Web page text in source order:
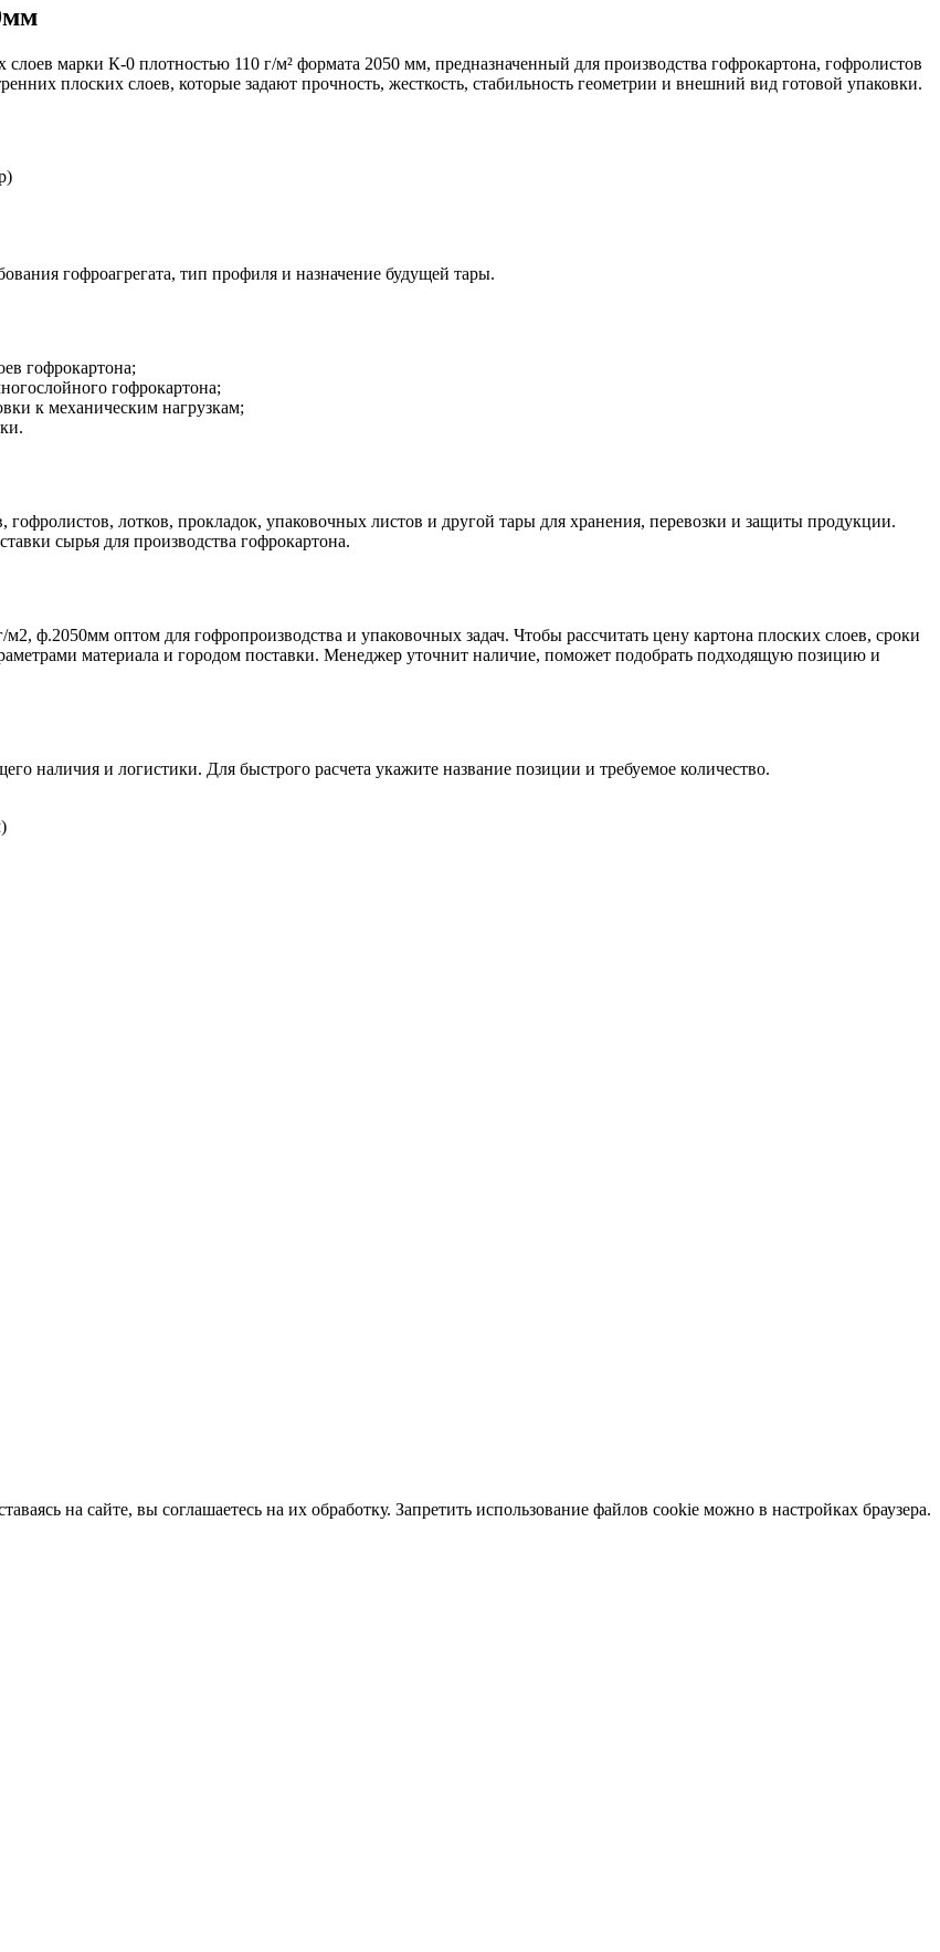
марки К-0 плотностью 110 г/м² формата 2050 мм, предназначенный для производства гофрокартона, гофролистов
плоских слоев, которые задают прочность, жесткость, стабильность геометрии и внешний вид готовой упаковки.
гофроагрегата, тип профиля и назначение будущей тары.
гофрокартона;
гофрокартона;
к механическим нагрузкам;
лотков, прокладок, упаковочных листов и другой тары для хранения, перевозки и защиты продукции.
сырья для производства гофрокартона.
ф.2050мм оптом для гофропроизводства и упаковочных задач. Чтобы рассчитать цену картона плоских слоев, сроки
материала и городом поставки. Менеджер уточнит наличие, поможет подобрать подходящую позицию и
наличия и логистики. Для быстрого расчета укажите название позиции и требуемое количество.
на сайте, вы соглашаетесь на их обработку. Запретить использование файлов cookie можно в настройках браузера.